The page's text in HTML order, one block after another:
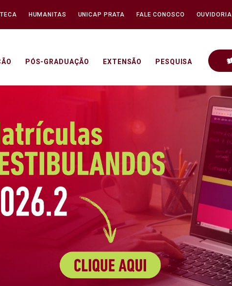
HUMANITAS UNICAP PRATA FALE CONOSCO OUVIDORIA
PÓS-GRADUAÇÃO EXTENSÃO PESQUISA